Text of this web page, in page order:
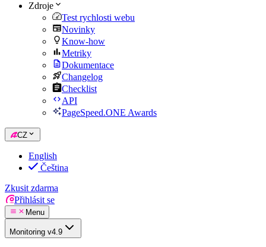
Zdroje
Test rychlosti webu
Novinky
Know-how
Metriky
Dokumentace
Changelog
Checklist
API
PageSpeed.ONE Awards
CZ
English
Čeština
Zkusit zdarma
Přihlásit se
Menu
Monitoring v4.9